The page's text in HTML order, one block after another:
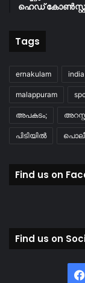
ഹെഡ്
Tags
ernakulam india
malappuram
അപകടം;
പിടിയിൽ
Find us on
Find us on